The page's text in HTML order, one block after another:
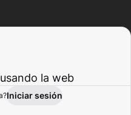
Actividad
la web
Iniciar sesión